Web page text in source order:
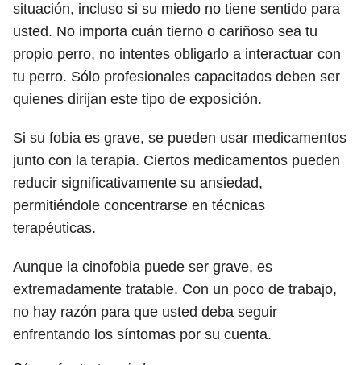
situación, incluso si su miedo no tiene sentido para
usted. No importa cuán tierno o cariñoso sea tu
propio perro, no intentes obligarlo a interactuar con
tu perro. Sólo profesionales capacitados deben ser
quienes dirijan este tipo de exposición.
Si su fobia es grave, se pueden usar medicamentos
junto con la terapia. Ciertos medicamentos pueden
reducir significativamente su ansiedad,
permitiéndole concentrarse en técnicas
terapéuticas.
Aunque la cinofobia puede ser grave, es
extremadamente tratable. Con un poco de trabajo,
no hay razón para que usted deba seguir
enfrentando los síntomas por su cuenta.